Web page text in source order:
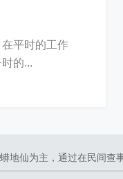
平时的工作
的...
仙为主，通过在民间查